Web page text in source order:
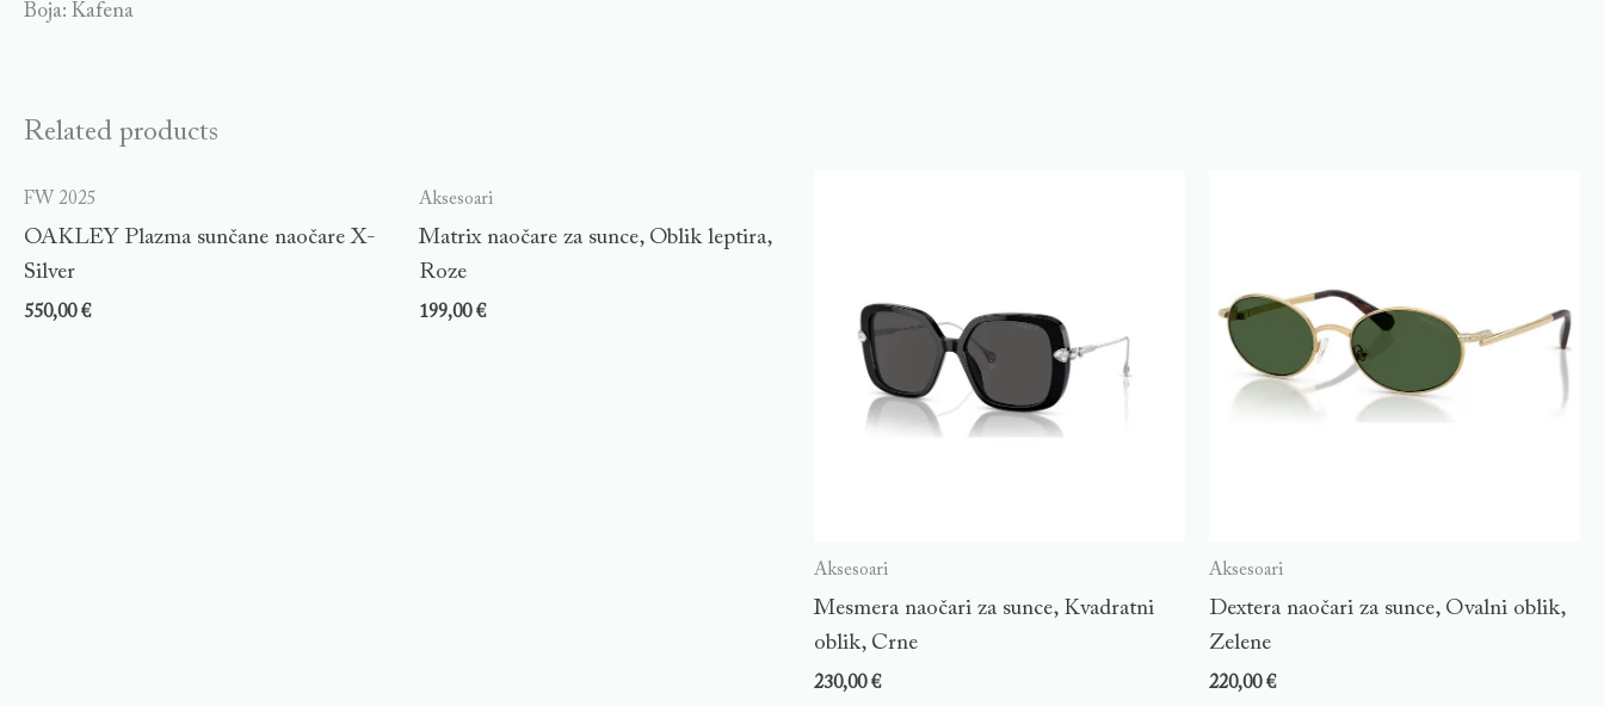
Boja: Kafena
Related products
FW 2025
OAKLEY Plazma sunčane naočare X-
Silver
550,00€
Aksesoari
Matrix naočare za sunce, Oblik leptira,
Roze
199,00€
Aksesoari
Mesmera naočari za sunce, Kvadratni
oblik, Crne
230,00€
Aksesoari
Dextera naočari za sunce, Ovalni oblik,
Zelene
220,00€